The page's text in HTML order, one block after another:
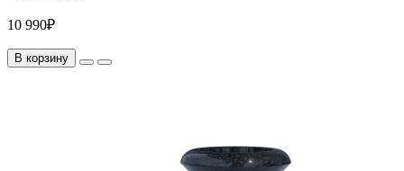
10 990₽
В корзину